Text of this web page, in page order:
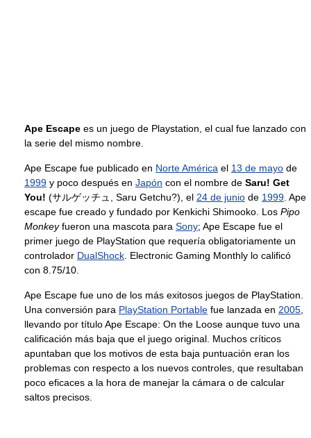
Ape Escape es un juego de Playstation, el cual fue lanzado con
la serie del mismo nombre.
Ape Escape fue publicado en Norte América el 13 de mayo de
1999 y poco después en Japón con el nombre de Saru! Get
You! (サルゲッチュ, Saru Getchu?), el 24 de junio de 1999 . Ape
escape fue creado y fundado por Kenkichi Shimooko. Los Pipo
Monkeyfueron una mascota para Sony; Ape Escape fue el
primer juego de PlayStation que requería obligatoriamente un
controlador DualShock . Electronic Gaming Monthly lo calificó
con 8.75/10.
Ape Escape fue uno de los más exitosos juegos de PlayStation.
Una conversión para PlayStation Portable fue lanzada en 2005
llevando por título Ape Escape: On the Loose aunque tuvo una
calificación más baja que el juego original. Muchos críticos
apuntaban que los motivos de esta baja puntuación eran los
problemas con respecto a los nuevos controles, que resultaban
poco eficaces a la hora de manejar la cámara o de calcular
saltos precisos.